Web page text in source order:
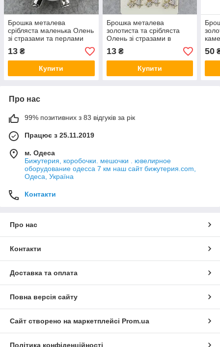
Брошка металева
срібляста маленька Олень
зі стразами та перлами
символ року розмір
виробу 26х18 мм
13 ₴
Купити
Брошка металева
золотиста та срібляста
Олень зі стразами в
пакованні 12 штук розмір
виробу 26х18 мм
13₴
Купити
50
Про нас
99% позитивних з 83 відгуків за рік
Працює з 25.11.2019
м. Одеса
Бижутерия, коробочки. мешочки . ювелирное
оборудование одесса 7 км наш сайт бижутерия.com,
Одеса, Україна
Контакти
Про нас
Контакти
Доставка та оплата
Повна версія сайту
Сайт створено на маркетплейсі Prom.ua
Політика конфіденційності